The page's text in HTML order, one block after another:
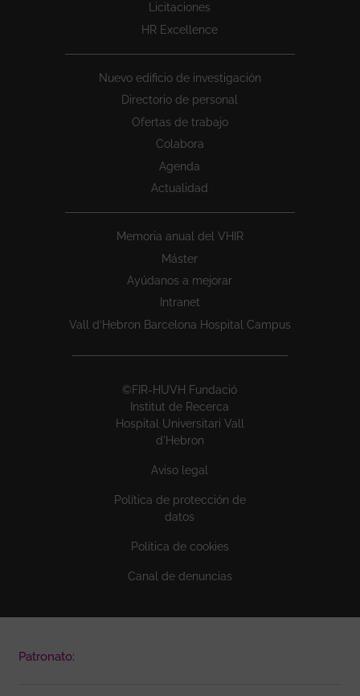
Licitaciones
HR Excellence
Nuevo edificio de investigación
Directorio de personal
Ofertas de trabajo
Colabora
Agenda
Actualidad
Memoria anual del VHIR
Máster
Ayúdanos a mejorar
Intranet
Vall d’Hebron Barcelona Hospital Campus
©FIR-HUVH Fundació
Institut de Recerca
Hospital Universitari Vall
d'Hebron
Aviso legal
Política de protección de
datos
Política de cookies
Canal de denuncias
Patronato: